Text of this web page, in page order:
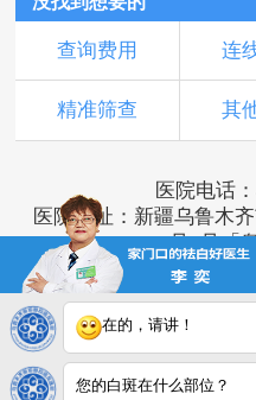
查询费用 连
精准筛查 其
医院电话
医院地址：新疆乌鲁木
号1号「
版权所有：乌鲁
新ICP备
注：本网站信息仅供参
据，服用药物或进行治
用文章涉及版权
在的，请讲！
您的白斑在什么部位？